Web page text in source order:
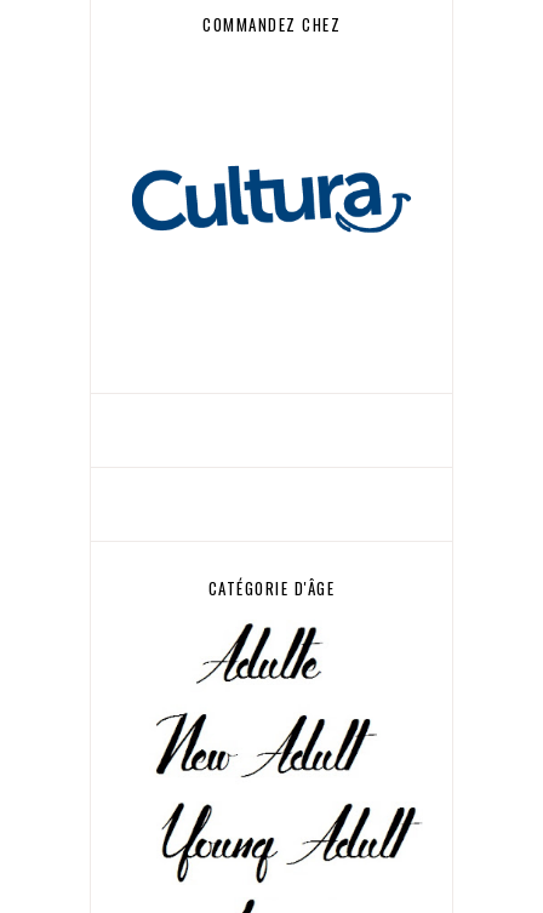
COMMANDEZ CHEZ
CATÉGORIE D'ÂGE